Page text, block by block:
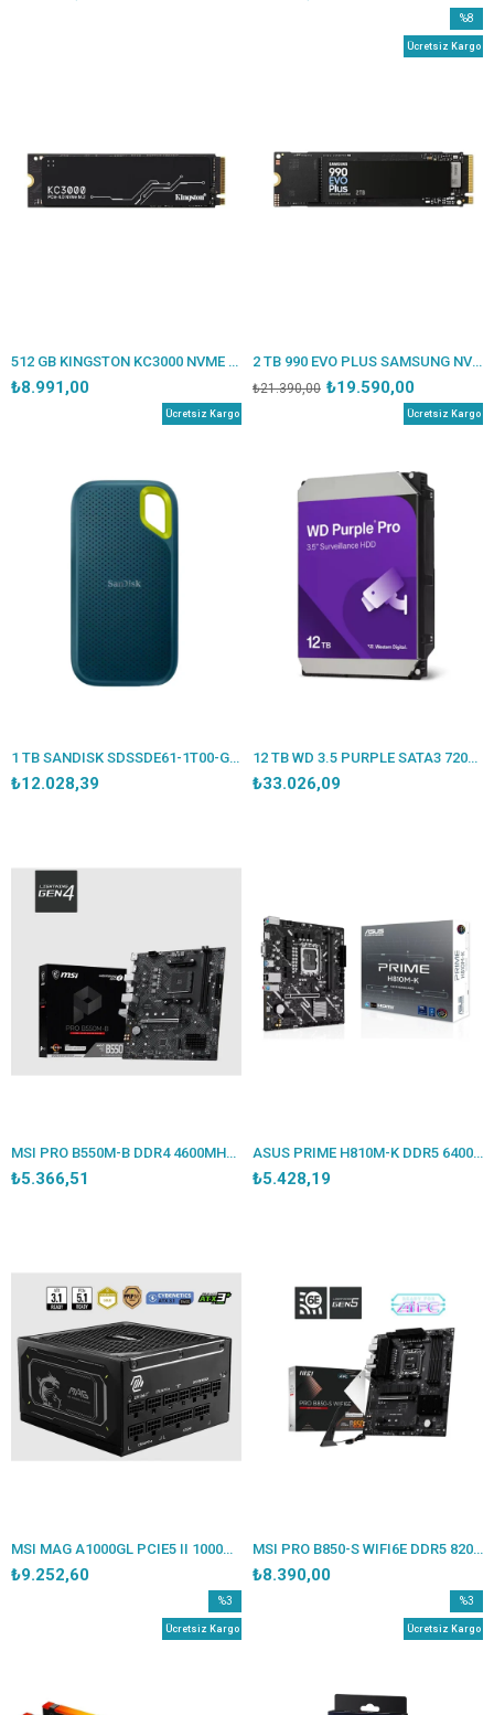
512 GB KINGSTON KC3000 NVME M.2 GEN4 7000/3900MBS SKC3000S/512G
₺8.991,00
2 TB 990 EVO PLUS SAMSUNG NVME M.2 MZ-V9S2T0BW PCIE 7250-6300 MB/S SAMSUNG TR GARANTILI - 10451
₺19.590,00
₺21.390,00
%8
İndirim
Ücretsiz Kargo
1 TB SANDISK SDSSDE61-1T00-G25M EXTREME TASINABILIR SSD
₺12.028,39
Ücretsiz Kargo
12 TB WD 3.5 PURPLE SATA3 72000RPM 512MB 7/24 GUVENLIK WD122PURP (3 YIL RESMI DIST GARANTI)
₺33.026,09
Ücretsiz Kargo
MSI PRO B550M-B DDR4 4600MHZ 1XHDMI 2XM.2 MATX AM4 (AMD AM4 5000/5000G/4000G/3000/3000G SERİLERİ İLE UYUMLU)
₺5.366,51
ASUS PRIME H810M-K DDR5 6400MT/S 1XVGA 1XHDMI 1XM.2 1851P MATX (INTEL ULTRA PROCESSORS SERIES 2)
₺5.428,19
MSI MAG A1000GL PCIE5 II 1000W 80+ GOLD ATX 3.1 PCIE 5.1 POWER SUPPLY
₺9.252,60
MSI PRO B850-S WIFI6E DDR5 8200MT/S 1XHDMI 1XDP 2XM.2 ATX AM5(AMD AM5 9000/8000/7000 SERİLERİ İLE UYUMLU)
₺8.390,00
%3
İndirim
Ücretsiz Kargo
%3
İndirim
Ücretsiz Kargo